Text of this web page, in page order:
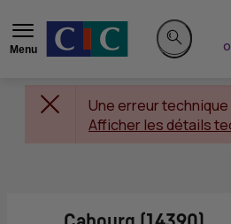
Menu
Rechercher
Une erreur
Afficher les détails